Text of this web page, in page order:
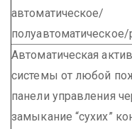
автоматическое/
полуавтоматическое/
Автоматическая
системы от любой
панели управления
замыкание “сухих”